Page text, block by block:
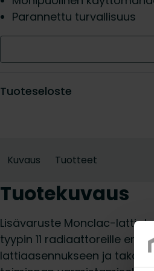
Parannettu turvallisuus
Tuoteseloste
Kuvaus Tuotteet
Tuotekuvaus
Lisävaruste Monclac-
tyypin 11 radiaattoreille
lattiaasennukseen ja takaa